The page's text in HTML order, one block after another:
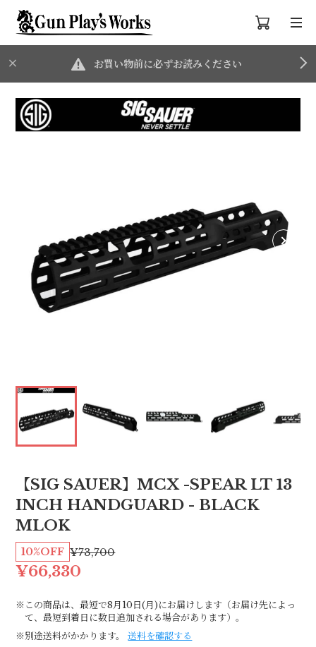
お買い物前に必ずお読みください
【SIG SAUER】MCX -SPEAR LT 13
INCH HANDGUARD - BLACK
MLOK
¥73,700
10%OFF
¥66,330
※この商品は、最短で8月10日(月)にお届けします（お届け先によっ
て、最短到着日に数日追加される場合があります）。
※別途送料がかかります。
送料を確認する